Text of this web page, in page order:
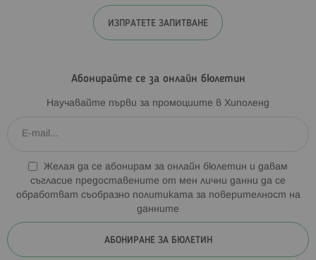
ИЗПРАТЕТЕ ЗАПИТВАНЕ
Абонирайте се за онлайн бюлетин
Научавайте първи за промоциите в Хиполенд
Желая да се абонирам за онлайн бюлетин и давам
съгласие предоставените от мен лични данни да се
обработват съобразно политиката за поверителност на
данните
АБОНИРАНЕ ЗА БЮЛЕТИН